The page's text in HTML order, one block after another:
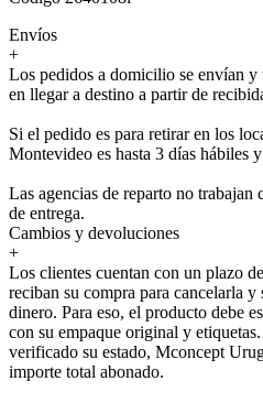
Envíos
+
Los pedidos a domicilio se envían y
en llegar a destino a partir de
Si el pedido es para retirar en los
Montevideo es hasta 3 días hábiles
Las agencias de reparto no trabajan
de entrega.
Cambios y devoluciones
+
Los clientes cuentan con un plazo
reciban su compra para cancelarla
dinero. Para eso, el producto debe
con su empaque original y
verificado su estado, Mconcept
importe total abonado.